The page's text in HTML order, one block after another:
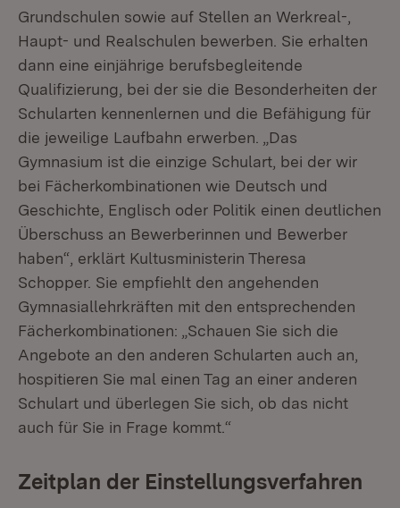
Grundschulen sowie auf Stellen an Werkreal-,
Haupt- und Realschulen bewerben. Sie erhalten
dann eine einjährige berufsbegleitende
Qualifizierung, bei der sie die Besonderheiten der
Schularten kennenlernen und die Befähigung für
die jeweilige Laufbahn erwerben. „Das
Gymnasium ist die einzige Schulart, bei der wir
bei Fächerkombinationen wie Deutsch und
Geschichte, Englisch oder Politik einen deutlichen
Überschuss an Bewerberinnen und Bewerber
haben“, erklärt Kultusministerin Theresa
Schopper. Sie empfiehlt den angehenden
Gymnasiallehrkräften mit den entsprechenden
Fächerkombinationen: „Schauen Sie sich die
Angebote an den anderen Schularten auch an,
hospitieren Sie mal einen Tag an einer anderen
Schulart und überlegen Sie sich, ob das nicht
auch für Sie in Frage kommt.“
Zeitplan der Einstellungsverfahren